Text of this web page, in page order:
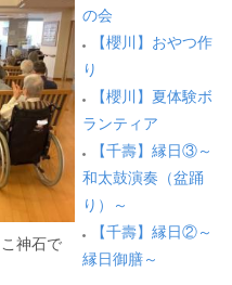
神石で
の会
【櫻川】おやつ作
り
【櫻川】夏体験ボ
ランティア
【千壽】縁日③～
和太鼓演奏（盆踊
り）～
【千壽】縁日②～
縁日御膳～